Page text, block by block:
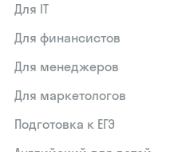
Для IT
Для финансистов
Для менеджеров
Для маркетологов
Подготовка к ЕГЭ